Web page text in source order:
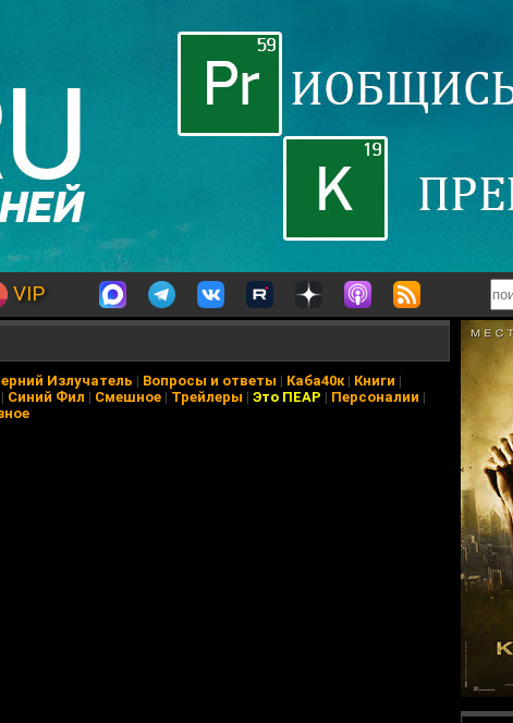
VIP
Излучатель | Вопросы и ответы | Каба40к| Книги |
| Синий Фил | Смешное | Трейлеры | Это ПЕАР | Персоналии |